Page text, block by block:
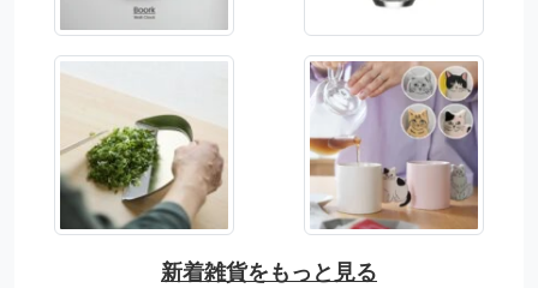
新着雑貨をもっと見る